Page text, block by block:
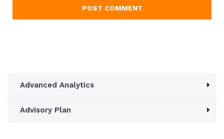
Advanced Analytics
Advisory Plan